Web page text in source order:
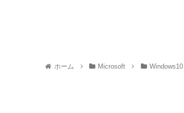
ホーム Microsoft Windows10